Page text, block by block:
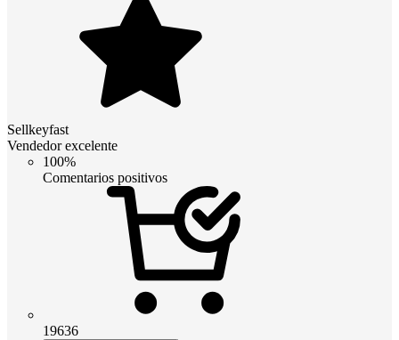
Sellkeyfast
Vendedor excelente
100%
Comentarios positivos
19636